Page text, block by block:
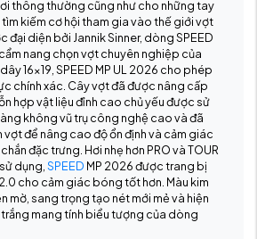
thông thường cũng như cho những tay
kiếm cơ hội tham gia vào thế giới vợt
đại diện bởi Jannik Sinner, dòng SPEED
nang chọn vợt chuyên nghiệp của
16x19, SPEED MP UL 2026 cho phép
chính xác. Cây vợt đã được nâng cấp
hợp vật liệu đỉnh cao chủ yếu được sử
không vũ trụ công nghệ cao và đã
để nâng cao độ ổn định và cảm giác
đặc trưng. Hơi nhẹ hơn PRO và TOUR
dụng,SPEED MP 2026 được trang bị
cho cảm giác bóng tốt hơn. Màu kim
mờ, sang trọng tạo nét mới mẻ và hiện
mang tính biểu tượng của dòng